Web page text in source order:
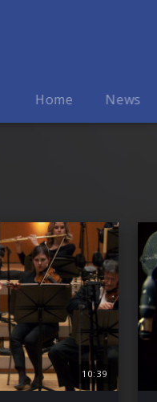
Home News
10:39